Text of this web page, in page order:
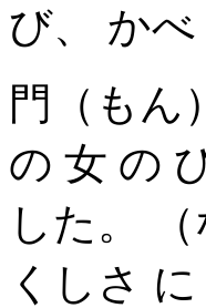
び、 か
門（もん
の 女 の
した。
くしさ